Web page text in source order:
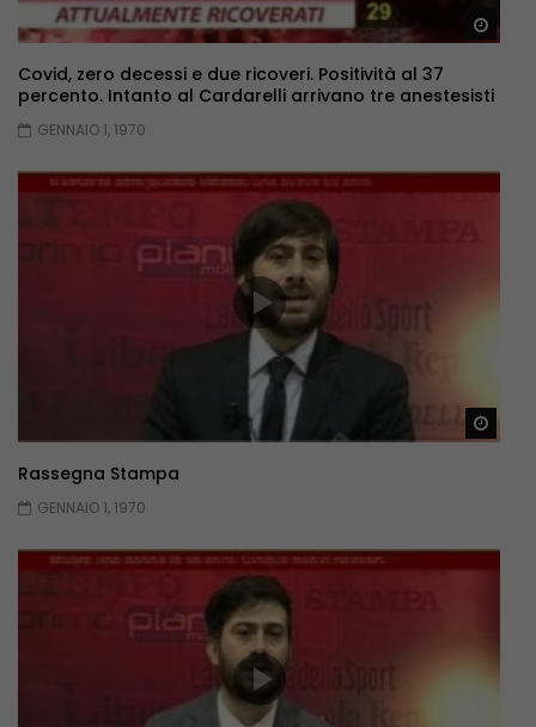
Covid, zero decessi e due ricoveri. Positività al 37
percento. Intanto al Cardarelli arrivano tre anestesisti
GENNAIO 1, 1970
Rassegna Stampa
GENNAIO 1, 1970